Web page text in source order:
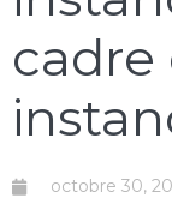
cadre
octobre 30,